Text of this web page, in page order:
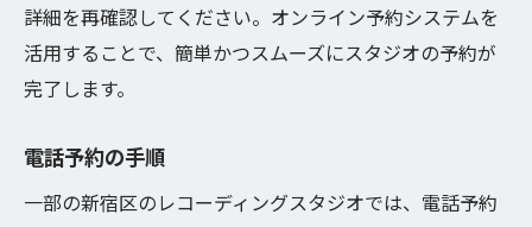
詳細を再確認してください。オンライン予約システムを
活用することで、簡単かつスムーズにスタジオの予約が
完了します。
電話予約の手順
一部の新宿区のレコーディングスタジオでは、電話予約